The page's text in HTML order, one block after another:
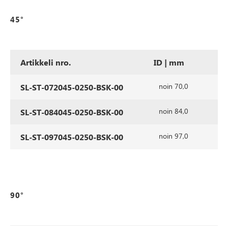
45°
Artikkeli nro. ID | mm
SL-ST-072045-0250-BSK-00 noin 70,0
SL-ST-084045-0250-BSK-00 noin 84,0
SL-ST-097045-0250-BSK-00 noin 97,0
90°